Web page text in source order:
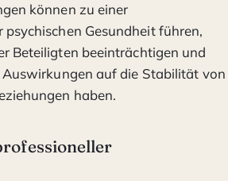
können zu einer
psychischen Gesundheit führen,
Beteiligten beeinträchtigen und
auf die Stabilität von
haben.